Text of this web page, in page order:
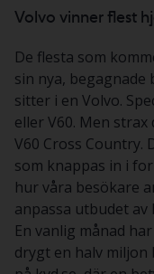
Volvo vinner flest
De flesta som
sin nya,
sitter i en Volvo.
eller V60. Men
V60 Cross Country.
som knappas in i
hur våra besökare
anpassa utbudet
En vanlig månad
drygt en halv miljon